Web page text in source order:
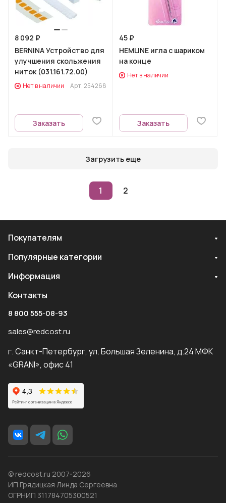
8 092 ₽
BERNINA Устройство для
улучшения скольжения
ниток (031.161.72.00)
Нет в наличии Арт.254268
Заказать
45 ₽
HEMLINE игла с шариком
на конце
Нет в наличии
Заказать
Загрузить еще
1 2
Покупателям
Популярные категории
Информация
Контакты
8 800 555-08-93
sales@redcost.ru
г. Санкт-Петербург, ул. Большая Зеленина, д.24 МФК
«GRANI», офис 41
© redcost.ru 2007-2026
ИП Грядицкая Линда Сергеевна
ОГРНИП 311784705300521